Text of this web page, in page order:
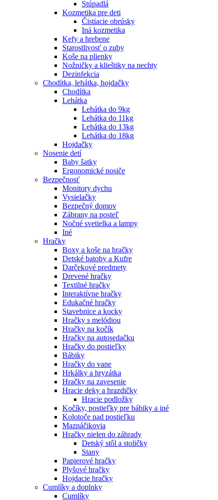
Stúpadlá
Kozmetika pre deti
Čistiacie obrúsky
Iná kozmetika
Kefy a hrebene
Starostlivosť o zuby
Koše na plienky
Nožničky a klieštiky na nechty
Dezinfekcia
Chodítka, lehátka, hojdačky
Chodítka
Lehátka
Lehátka do 9kg
Lehátka do 11kg
Lehátka do 13kg
Lehátka do 18kg
Hojdačky
Nosenie detí
Baby šatky
Ergonomické nosiče
Bezpečnosť
Monitory dychu
Vysielačky
Bezpečný domov
Zábrany na posteľ
Nočné svetielka a lampy
Iné
Hračky
Boxy a koše na hračky
Detské batohy a Kufre
Darčekové predmety
Drevené hračky
Textilné hračky
Interaktívne hračky
Edukačné hračky
Stavebnice a kocky
Hračky s melódiou
Hračky na kočík
Hračky na autosedačku
Hračky do postieľky
Bábiky
Hračky do vane
Hrkálky a hryzátka
Hračky na zavesenie
Hracie deky a hrazdičky
Hracie podložky
Kočíky, postieľky pre bábiky a iné
Kolotoče nad postieľku
Maznáčikovia
Hračky nielen do záhrady
Detský stôl a stoličky
Stany
Papierové hračky
Plyšové hračky
Hojdacie hračky
Cumlíky a doplnky
Cumlíky